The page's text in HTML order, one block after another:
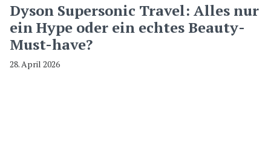
Dyson Supersonic Travel: Alles nur
ein Hype oder ein echtes Beauty-
Must-have?
28. April 2026